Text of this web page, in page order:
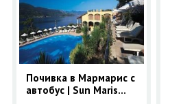
ОЩЕ
ЗА НАС
ФИРМЕНИ ДОКУМЕНТИ
0700 144 34
Почивка в Мармарис с
автобус | Sun Maris